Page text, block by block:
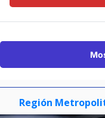
Región